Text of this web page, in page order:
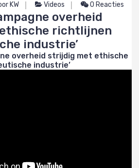
KW Videos 0 Reacties
overheid
richtlijnen
industrie’
overheid strijdig met ethische
industrie’